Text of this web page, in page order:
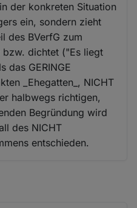
der konkreten Situation
ein, sondern zieht
des BVerfG zum
bzw. dichtet ("Es liegt
das GERINGE
_Ehegatten_, NICHT
halbwegs richtigen,
Begründung wird
des NICHT
entschieden.